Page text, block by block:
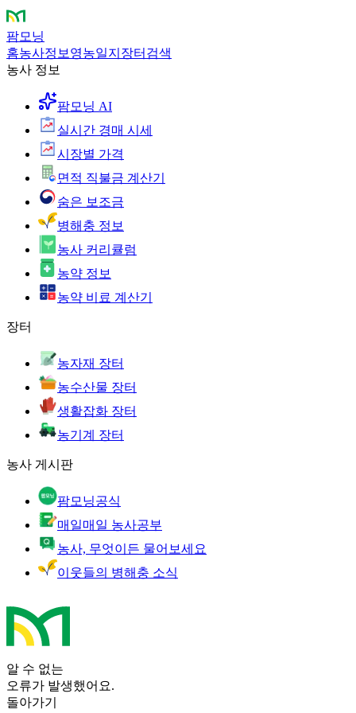
팜모닝
홈농사정보 영농일지 장터 검색
농사 정보
팜모닝 AI
실시간 경매 시세
시장별 가격
면적 직불금 계산기
숨은 보조금
병해충 정보
농사 커리큘럼
농약 정보
농약 비료 계산기
장터
농자재 장터
농수산물 장터
생활잡화 장터
농기계 장터
농사 게시판
팜모닝공식
매일매일 농사공부
농사, 무엇이든 물어보세요
이웃들의 병해충 소식
알 수 없는
오류가 발생했어요.
돌아가기